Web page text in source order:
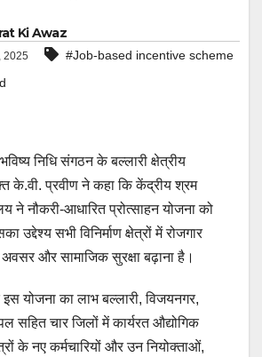
Ki Awaz
2025
#Job-based incentive scheme
भविष्य निधि संगठन के बल्लारी क्षेत्रीय
के.वी. प्रवीण ने कहा कि केंद्रीय श्रम
ने नौकरी-आधारित प्रोत्साहन योजना को
उद्देश्य सभी विनिर्माण क्षेत्रों में रोजगार
और सामाजिक सुरक्षा बढ़ाना है।
योजना का लाभ बल्लारी, विजयनगर,
सहित चार जिलों में कार्यरत औद्योगिक
के नए कर्मचारियों और उन नियोक्ताओं,